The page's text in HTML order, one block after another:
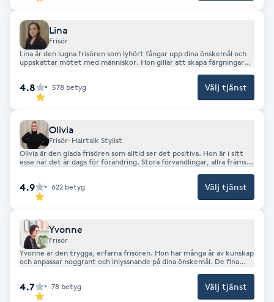
C
Celluliter
Coachning
Color correction
Cryoterapi
Damklippning
Dermapen
Diamantslipning
Lina
Frisör
Lina är den lugna frisören som lyhört fångar upp dina önskemål och
uppskattar mötet med människor. Hon gillar att skapa färgningar
4.8 578 betyg Välj tjänst
Olivia
Frisör-Hairtalk Stylist
Olivia är den glada frisören som alltid ser det positiva. Hon är i sitt
esse när det är dags för förändring. Stora förvandlingar, allra främst
4.9 622 betyg Välj tjänst
Yvonne
Frisör
Yvonne är den trygga, erfarna frisören. Hon har många år av kunskap
och anpassar noggrant och inlyssnande på dina önskemål. De fina
4.7 78 betyg Välj tjänst